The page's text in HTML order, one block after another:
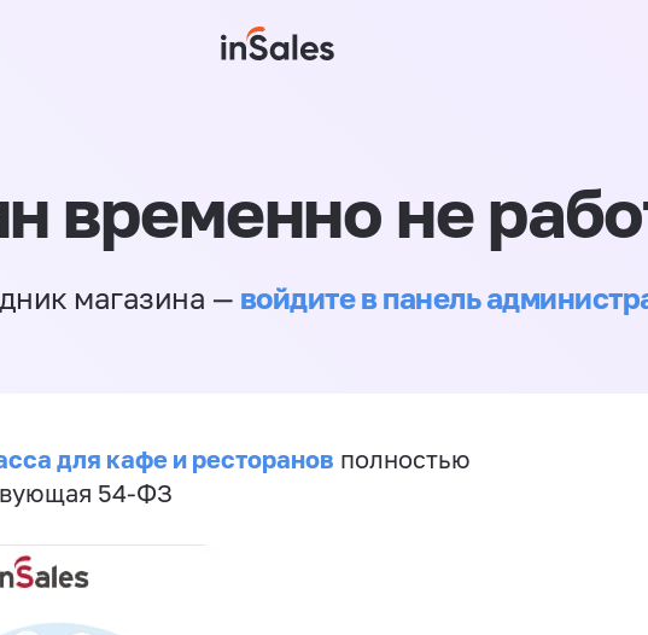
временно не
магазина — войдите в панель
для кафе и ресторанов полностью
54-ФЗ